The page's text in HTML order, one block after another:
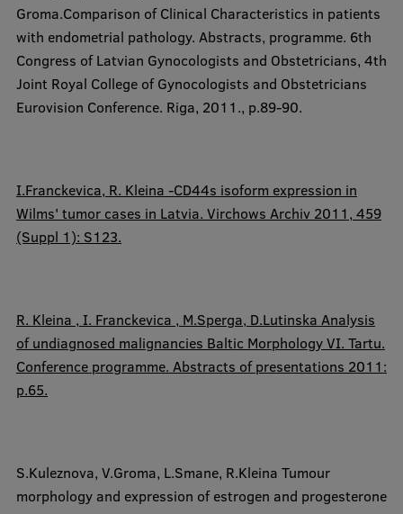
Groma.Comparison of Clinical Characteristics in patients
with endometrial pathology. Abstracts, programme. 6th
Congress of Latvian Gynocologists and Obstetricians, 4th
Joint Royal College of Gynocologists and Obstetricians
Eurovision Conference. Riga, 2011., p.89-90.
I.Franckevica, R. Kleina -CD44s isoform expression in
Wilms' tumor cases in Latvia. Virchows Archiv 2011, 459
(Suppl 1): S123.
R. Kleina , I. Franckevica , M.Sperga, D.Lutinska Analysis
of undiagnosed malignancies Baltic Morphology VI. Tartu.
Conference programme. Abstracts of presentations 2011:
p.65.
S.Kuleznova, V.Groma, L.Smane, R.Kleina Tumour
morphology and expression of estrogen and progesterone